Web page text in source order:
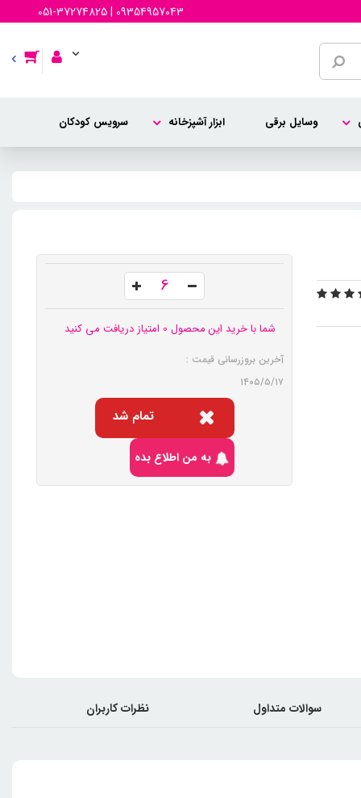
051-37274825 | 09354957043
وسایل برقی ابزار آشپزخانه سرویس کودکان
شما با خرید این محصول 0 امتیاز دریافت می کنید
آخرین بروزرسانی قیمت :
۱۴۰۵/۵/۱۷
تمام شد
به من اطلاع بده
سوالات متداول نظرات کاربران